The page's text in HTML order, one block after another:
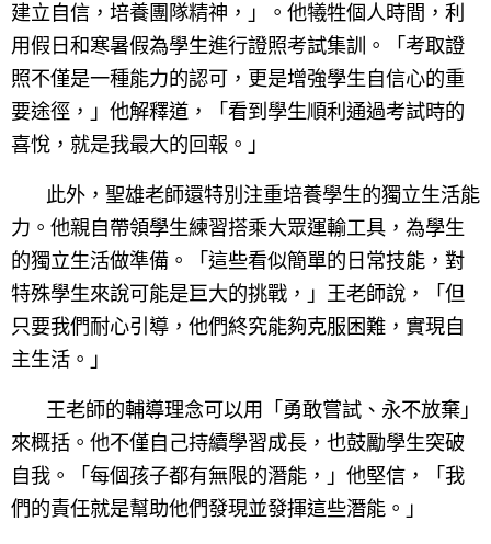
建立自信，培養團隊精神，」。他犧牲個人時間，利
用假日和寒暑假為學生進行證照考試集訓。「考取證
照不僅是一種能力的認可，更是增強學生自信心的重
要途徑，」他解釋道，「看到學生順利通過考試時的
喜悅，就是我最大的回報。」
此外，聖雄老師還特別注重培養學生的獨立生活能
力。他親自帶領學生練習搭乘大眾運輸工具，為學生
的獨立生活做準備。「這些看似簡單的日常技能，對
特殊學生來說可能是巨大的挑戰，」王老師說，「但
只要我們耐心引導，他們終究能夠克服困難，實現自
主生活。」
王老師的輔導理念可以用「勇敢嘗試、永不放棄」
來概括。他不僅自己持續學習成長，也鼓勵學生突破
自我。「每個孩子都有無限的潛能，」他堅信，「我
們的責任就是幫助他們發現並發揮這些潛能。」